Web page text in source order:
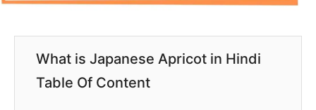
What is Japanese Apricot in Hindi
Table Of Content